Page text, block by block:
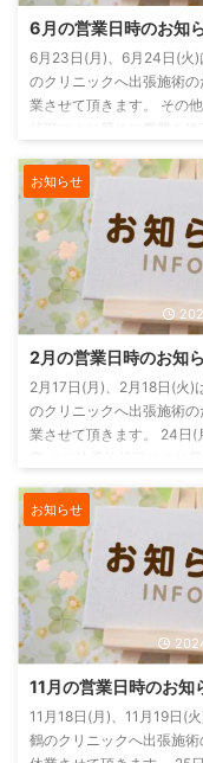
6月の営業日時のお知
6月23日(月)、6月24日(火)
のクリニックへ出張施術の
業させて頂きます。 その
予約の方はお早めにご連絡
いいたします。 電話がつな
ない場合もありますのでそ
には、ご連絡はLINE また
い合わせフォーム からお願
ます。
お知らせ
2月の営業日時のお知
2月17日(月)、2月18日(火)
のクリニックへ出張施術の
業させて頂きます。 24日(
ありますのでご予約の方は
にご連絡をお願いいたしま
電話がつながらない場合も
すのでその場合には、ご連
LINE または お問い合わせ
ム からお願いします。
お知らせ
11月の営業日時のお知
11月18日(月)、11月19日(
鶴のクリニックへ出張施術